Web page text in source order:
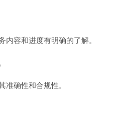
内容和进度有明确的了解。
准确性和合规性。